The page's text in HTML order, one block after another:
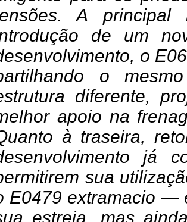
A
de um
o
o
diferente,
apoio na
à traseira,
já
sua
E0479 extramacio —
estreia, mas